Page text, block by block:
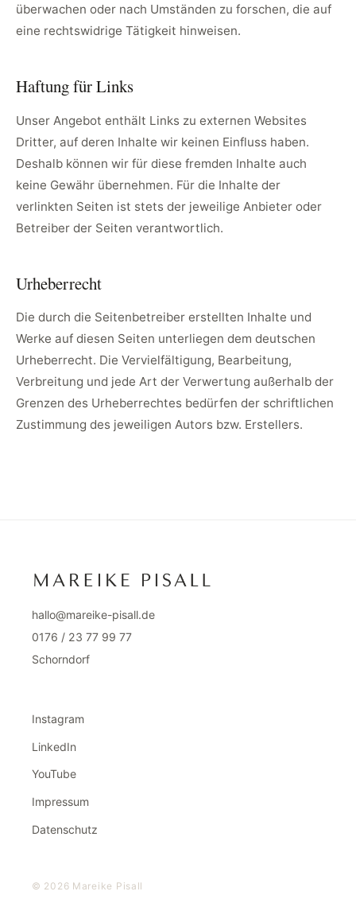
überwachen oder nach Umständen zu forschen, die auf
eine rechtswidrige Tätigkeit hinweisen.
Haftung für Links
Unser Angebot enthält Links zu externen Websites
Dritter, auf deren Inhalte wir keinen Einfluss haben.
Deshalb können wir für diese fremden Inhalte auch
keine Gewähr übernehmen. Für die Inhalte der
verlinkten Seiten ist stets der jeweilige Anbieter oder
Betreiber der Seiten verantwortlich.
Urheberrecht
Die durch die Seitenbetreiber erstellten Inhalte und
Werke auf diesen Seiten unterliegen dem deutschen
Urheberrecht. Die Vervielfältigung, Bearbeitung,
Verbreitung und jede Art der Verwertung außerhalb der
Grenzen des Urheberrechtes bedürfen der schriftlichen
Zustimmung des jeweiligen Autors bzw. Erstellers.
hallo@mareike-pisall.de
0176 / 23 77 99 77
Schorndorf
Instagram
LinkedIn
YouTube
Impressum
Datenschutz
© 2026 Mareike Pisall